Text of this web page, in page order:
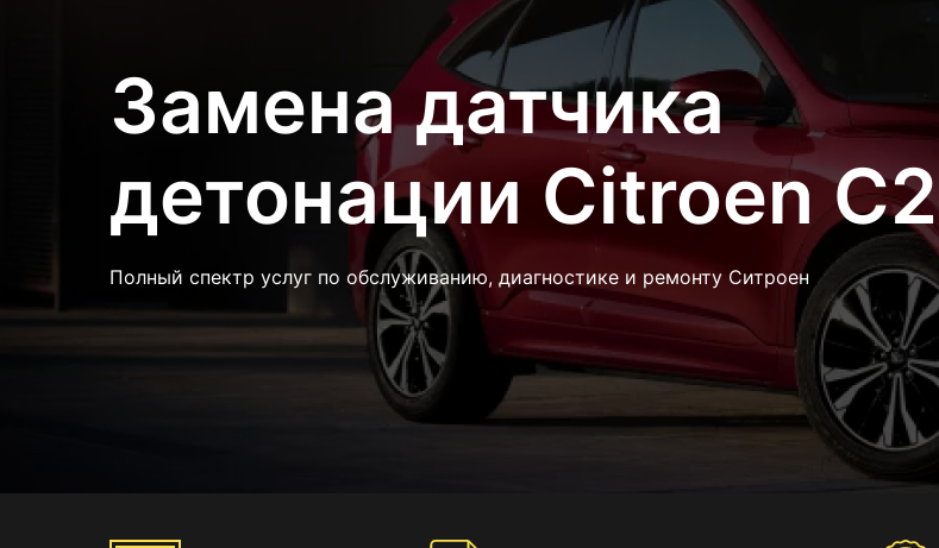
Замена датчика
детонации Citroen C2
Полный спектр услуг по обслуживанию, диагностике и ремонту Ситроен